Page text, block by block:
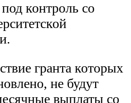
контроль со
гранта которых
не будут
выплаты со